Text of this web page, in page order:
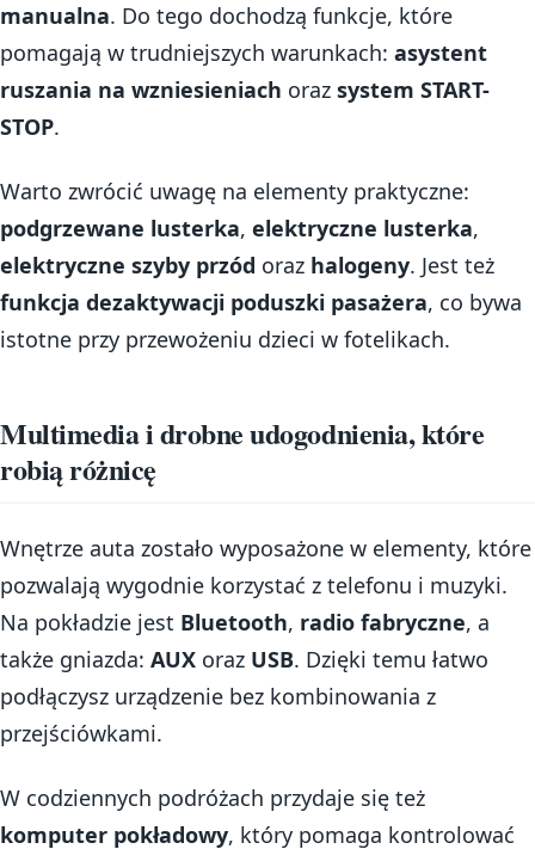
manualna. Do tego dochodzą funkcje, które
pomagają w trudniejszych warunkach: asystent
ruszania na wzniesieniach oraz system START-
STOP.
Warto zwrócić uwagę na elementy praktyczne:
podgrzewane lusterka, elektryczne lusterka,
elektryczne szyby przód oraz halogeny. Jest też
funkcja dezaktywacji poduszki pasażera, co bywa
istotne przy przewożeniu dzieci w fotelikach.
Multimedia i drobne udogodnienia, które
robią różnicę
Wnętrze auta zostało wyposażone w elementy, które
pozwalają wygodnie korzystać z telefonu i muzyki.
Na pokładzie jest Bluetooth, radio fabryczne, a
także gniazda: AUX oraz USB. Dzięki temu łatwo
podłączysz urządzenie bez kombinowania z
przejściówkami.
W codziennych podróżach przydaje się też
komputer pokładowy, który pomaga kontrolować